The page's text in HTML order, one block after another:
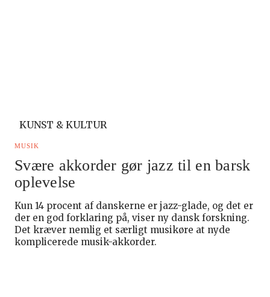
KUNST & KULTUR
MUSIK
Svære akkorder gør jazz til en barsk
oplevelse
Kun 14 procent af danskerne er jazz-glade, og det er
der en god forklaring på, viser ny dansk forskning.
Det kræver nemlig et særligt musikøre at nyde
komplicerede musik-akkorder.